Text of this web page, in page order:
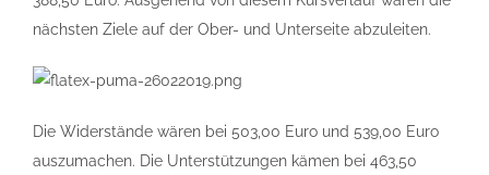
nächsten Ziele auf der Ober- und Unterseite abzuleiten.
Die Widerstände wären bei 503,00 Euro und 539,00 Euro
auszumachen. Die Unterstützungen kämen bei 463,50